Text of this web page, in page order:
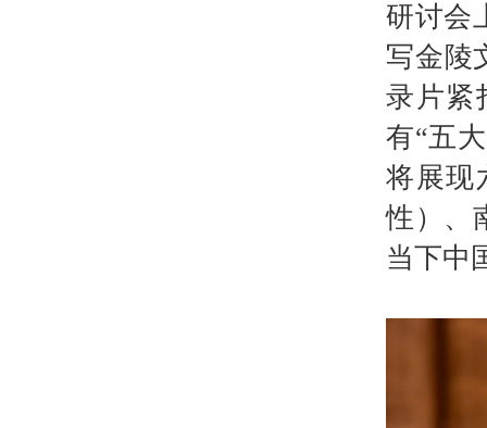
研讨会
写金陵
录片紧
有“五
将展现
性）、
当下中